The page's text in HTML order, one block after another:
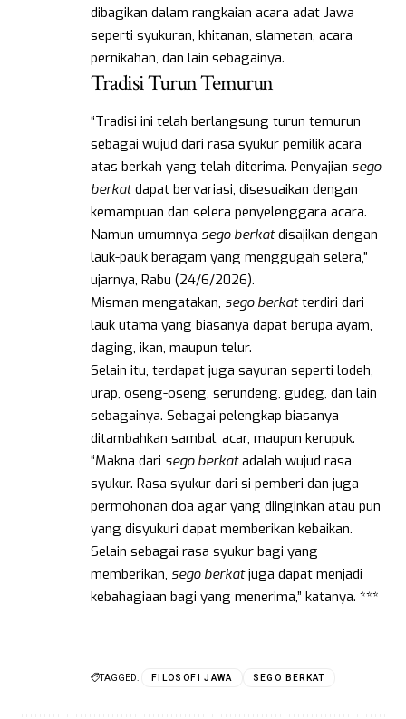
dibagikan dalam rangkaian acara adat Jawa
seperti syukuran, khitanan, slametan, acara
pernikahan, dan lain sebagainya.
Tradisi Turun Temurun
“Tradisi ini telah berlangsung turun temurun
sebagai wujud dari rasa syukur pemilik acara
atas berkah yang telah diterima. Penyajian sego
berkatdapat bervariasi, disesuaikan dengan
kemampuan dan selera penyelenggara acara.
Namun umumnya sego berkatdisajikan dengan
lauk-pauk beragam yang menggugah selera,”
ujarnya, Rabu (24/6/2026).
Misman mengatakan, sego berkatterdiri dari
lauk utama yang biasanya dapat berupa ayam,
daging, ikan, maupun telur.
Selain itu, terdapat juga sayuran seperti lodeh,
urap, oseng-oseng, serundeng, gudeg, dan lain
sebagainya. Sebagai pelengkap biasanya
ditambahkan sambal, acar, maupun kerupuk.
“Makna dari sego berkatadalah wujud rasa
syukur. Rasa syukur dari si pemberi dan juga
permohonan doa agar yang diinginkan atau pun
yang disyukuri dapat memberikan kebaikan.
Selain sebagai rasa syukur bagi yang
memberikan, sego berkatjuga dapat menjadi
kebahagiaan bagi yang menerima,” katanya. ***
TAGGED: FILOSOFI JAWA SEGO BERKAT